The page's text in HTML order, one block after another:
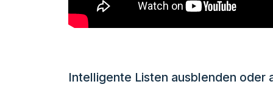
Intelligente Listen ausblenden oder